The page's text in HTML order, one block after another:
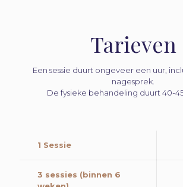
Tarieven
Een sessie duurt ongeveer een uur,
nagesprek.
De fysieke behandeling duurt 40-
1 Sessie
3 sessies (binnen 6